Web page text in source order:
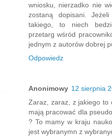
wniosku, nierzadko nie
zostaną dopisani.
takiego, to niech
przetarg wśród
jednym z autorów dobrej
Odpowiedz
Anonimowy 12 sierpnia
Zaraz, zaraz, z jakiego to
mają pracować dla
? To mamy w kraju
jest wybranymn z